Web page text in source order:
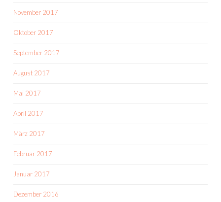
November 2017
Oktober 2017
September 2017
August 2017
Mai 2017
April 2017
März 2017
Februar 2017
Januar 2017
Dezember 2016